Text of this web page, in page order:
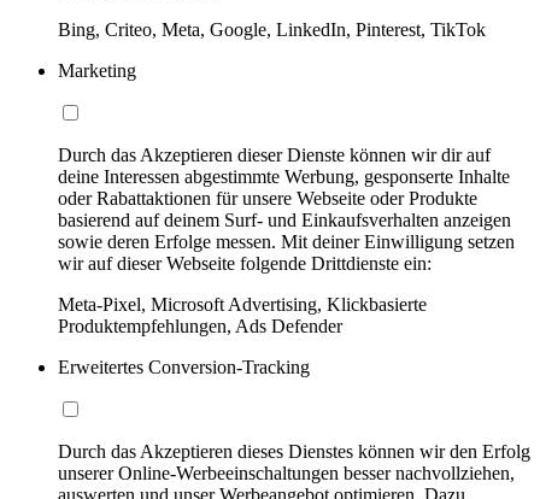
Bing, Criteo, Meta, Google, LinkedIn, Pinterest, TikTok
Marketing
Durch das Akzeptieren dieser Dienste können wir dir auf
deine Interessen abgestimmte Werbung, gesponserte Inhalte
oder Rabattaktionen für unsere Webseite oder Produkte
basierend auf deinem Surf- und Einkaufsverhalten anzeigen
sowie deren Erfolge messen. Mit deiner Einwilligung setzen
wir auf dieser Webseite folgende Drittdienste ein:
Meta-Pixel, Microsoft Advertising, Klickbasierte
Produktempfehlungen, Ads Defender
Erweitertes Conversion-Tracking
Durch das Akzeptieren dieses Dienstes können wir den Erfolg
unserer Online-Werbeeinschaltungen besser nachvollziehen,
auswerten und unser Werbeangebot optimieren. Dazu